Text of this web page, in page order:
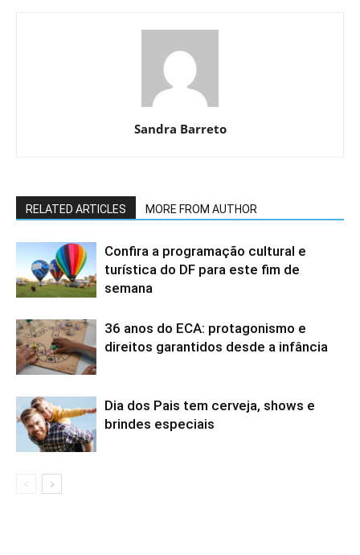
Sandra Barreto
RELATED ARTICLES MORE FROM AUTHOR
Confira a programação cultural e
turística do DF para este fim de
semana
36 anos do ECA: protagonismo e
direitos garantidos desde a infância
Dia dos Pais tem cerveja, shows e
brindes especiais